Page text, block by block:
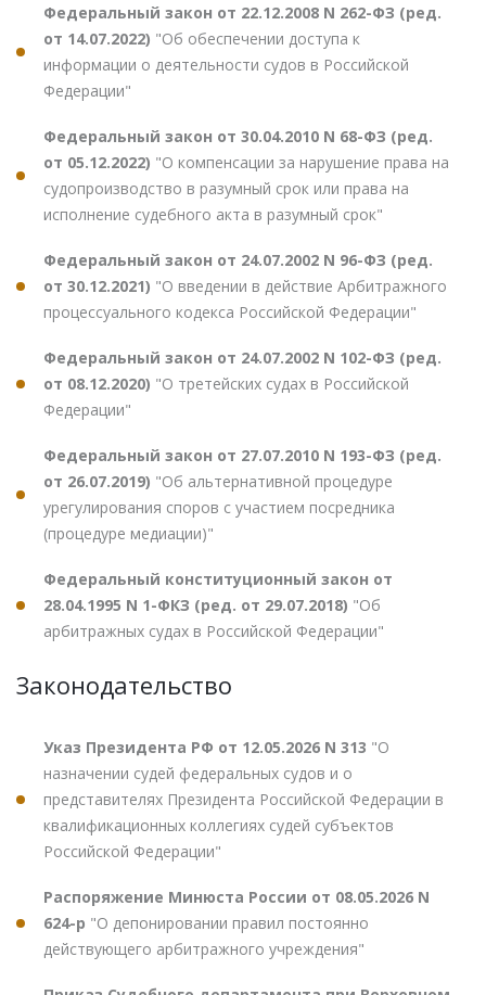
Федеральный закон от 22.12.2008 N 262-ФЗ (ред.
от 14.07.2022) "Об обеспечении доступа к
информации о деятельности судов в Российской
Федерации"
Федеральный закон от 30.04.2010 N 68-ФЗ (ред.
от 05.12.2022) "О компенсации за нарушение права на
судопроизводство в разумный срок или права на
исполнение судебного акта в разумный срок"
Федеральный закон от 24.07.2002 N 96-ФЗ (ред.
от 30.12.2021) "О введении в действие Арбитражного
процессуального кодекса Российской Федерации"
Федеральный закон от 24.07.2002 N 102-ФЗ (ред.
от 08.12.2020) "О третейских судах в Российской
Федерации"
Федеральный закон от 27.07.2010 N 193-ФЗ (ред.
от 26.07.2019) "Об альтернативной процедуре
урегулирования споров с участием посредника
(процедуре медиации)"
Федеральный конституционный закон от
28.04.1995 N 1-ФКЗ (ред. от 29.07.2018) "Об
арбитражных судах в Российской Федерации"
Законодательство
Указ Президента РФ от 12.05.2026 N 313 "О
назначении судей федеральных судов и о
представителях Президента Российской Федерации в
квалификационных коллегиях судей субъектов
Российской Федерации"
Распоряжение Минюста России от 08.05.2026 N
624-р "О депонировании правил постоянно
действующего арбитражного учреждения"